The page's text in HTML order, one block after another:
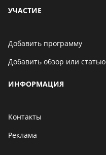
УЧАСТИЕ
Добавить программу
Добавить обзор или статью
ИНФОРМАЦИЯ
Контакты
Реклама